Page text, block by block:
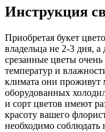
Инструкция
Приобретая букет
владельца не 2-3 дня,
срезанные цветы
температур и
климата они проживут
оборудованных
и сорт цветов имеют
красоту вашего
необходимо соблюдать